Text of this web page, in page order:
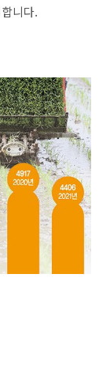
니다.